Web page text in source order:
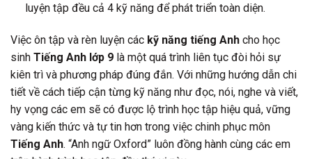
luyện tập đều cả 4 kỹ năng để phát triển toàn diện.
Việc ôn tập và rèn luyện các kỹ năng tiếng Anh cho học
sinh Tiếng Anh lớp 9 là một quá trình liên tục đòi hỏi sự
kiên trì và phương pháp đúng đắn. Với những hướng dẫn chi
tiết về cách tiếp cận từng kỹ năng như đọc, nói, nghe và viết,
hy vọng các em sẽ có được lộ trình học tập hiệu quả, vững
vàng kiến thức và tự tin hơn trong việc chinh phục môn
Tiếng Anh. “Anh ngữ Oxford” luôn đồng hành cùng các em